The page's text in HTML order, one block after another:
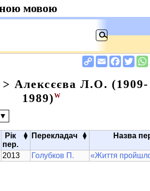
> Алексєєва Л.О. (1909-
1989) W
▼
Рік
пер.
▴
▾ Перекладач ▴
▾ Назва
2013 Голубков П. «Життя